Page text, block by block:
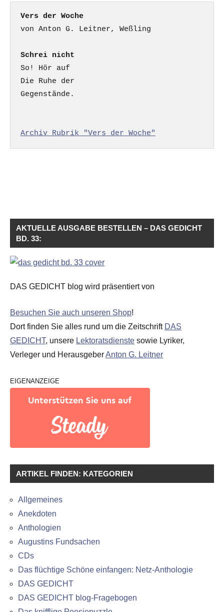
Vers der Woche
Schrei nicht
So! Hör auf
Die Ruhe der
Gegenstände.
Archiv Rubrik "Vers der Woche"
AKTUELLE AUSGABE BESTELLEN – DAS GEDICHT
BD. 33:
DAS GEDICHT blog wird präsentiert von
Besuchen Sie auch unseren Shop!
Dort finden Sie alles rund um die Zeitschrift DAS
GEDICHT, unsere Lektoratsdienste sowie Lyriker,
Verleger und HerausgeberAnton G. Leitner
EIGENANZEIGE
ARTIKEL FINDEN: KATEGORIEN
Allgemeines
Anekdoten
Anthologien
Augustins Fundsachen
CDs
Das flüchtige Schöne einfangen: Netz-Anthologie
DAS GEDICHT
DAS GEDICHT blog-Fragebogen